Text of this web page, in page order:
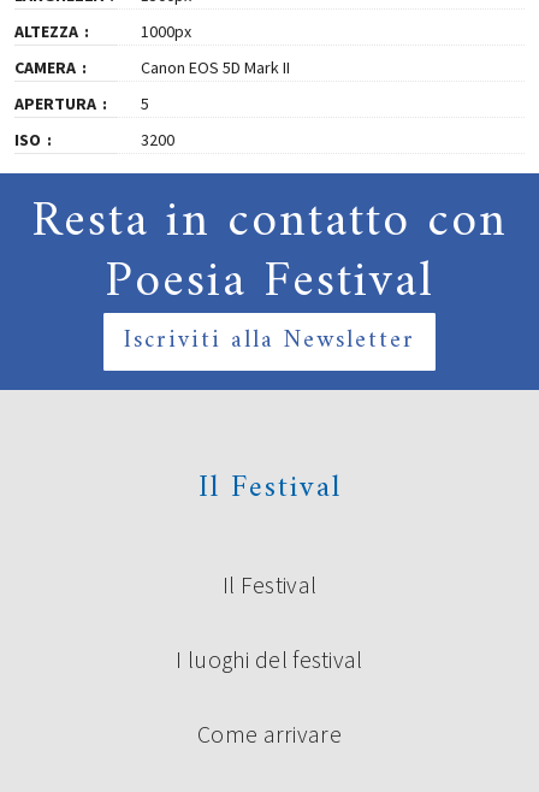
ALTEZZA
1000px
CAMERA
Canon EOS 5D Mark II
APERTURA
5
ISO
3200
Resta in contatto con
Poesia Festival
Iscriviti alla Newsletter
Il Festival
Il Festival
I luoghi del festival
Come arrivare